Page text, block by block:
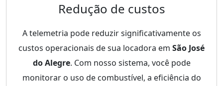
Redução de custos
A telemetria pode reduzir significativamente os
custos operacionais de sua locadora em São José
do Alegre. Com nosso sistema, você pode
monitorar o uso de combustível, a eficiência do